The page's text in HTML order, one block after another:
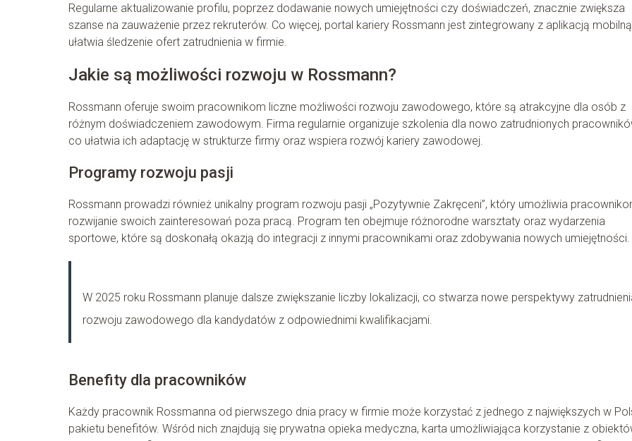
Regularne aktualizowanie profilu, poprzez dodawanie nowych umiejętności czy doświadczeń, znacznie zwiększa
szanse na zauważenie przez rekruterów. Co więcej, portal kariery Rossmann jest zintegrowany z aplikacją
ułatwia śledzenie ofert zatrudnienia w firmie.
Jakie są możliwości rozwoju w Rossmann?
Rossmann oferuje swoim pracownikom liczne możliwości rozwoju zawodowego, które są atrakcyjne dla osób z
różnym doświadczeniem zawodowym. Firma regularnie organizuje szkolenia dla nowo zatrudnionych
co ułatwia ich adaptację w strukturze firmy oraz wspiera rozwój kariery zawodowej.
Programy rozwoju pasji
Rossmann prowadzi również unikalny program rozwoju pasji „Pozytywnie Zakręceni”, który umożliwia
rozwijanie swoich zainteresowań poza pracą. Program ten obejmuje różnorodne warsztaty oraz wydarzenia
sportowe, które są doskonałą okazją do integracji z innymi pracownikami oraz zdobywania nowych umiejętności.
W 2025 roku Rossmann planuje dalsze zwiększanie liczby lokalizacji, co stwarza nowe perspektywy
rozwoju zawodowego dla kandydatów z odpowiednimi kwalifikacjami.
Benefity dla pracowników
Każdy pracownik Rossmanna od pierwszego dnia pracy w firmie może korzystać z jednego z największych w
pakietu benefitów. Wśród nich znajdują się prywatna opieka medyczna, karta umożliwiająca korzystanie z